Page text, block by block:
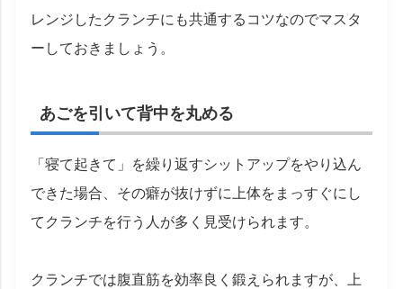
レンジしたクランチにも共通するコツなのでマスタ
ーしておきましょう。
あごを引いて背中を丸める
「寝て起きて」を繰り返すシットアップをやり込ん
できた場合、その癖が抜けずに上体をまっすぐにし
てクランチを行う人が多く見受けられます。
クランチでは腹直筋を効率良く鍛えられますが、上